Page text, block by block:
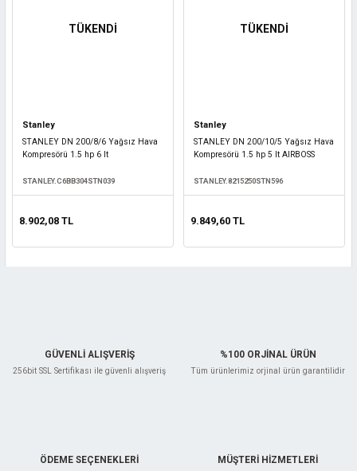
TÜKENDİ
Stanley
STANLEY DN 200/8/6 Yağsız Hava
Kompresörü 1.5 hp 6 lt
STANLEY.C6BB304STN039
8.902,08 TL
TÜKENDİ
Stanley
STANLEY DN 200/10/5 Yağsız Hava
Kompresörü 1.5 hp 5 lt AIRBOSS
STANLEY.8215250STN596
9.849,60 TL
GÜVENLİ ALIŞVERİŞ
256bit SSL Sertifikası ile güvenli alışveriş
%100 ORJİNAL ÜRÜN
Tüm ürünlerimiz orjinal ürün garantilidir
ÖDEME SEÇENEKLERİ MÜŞTERİ HİZMETLERİ